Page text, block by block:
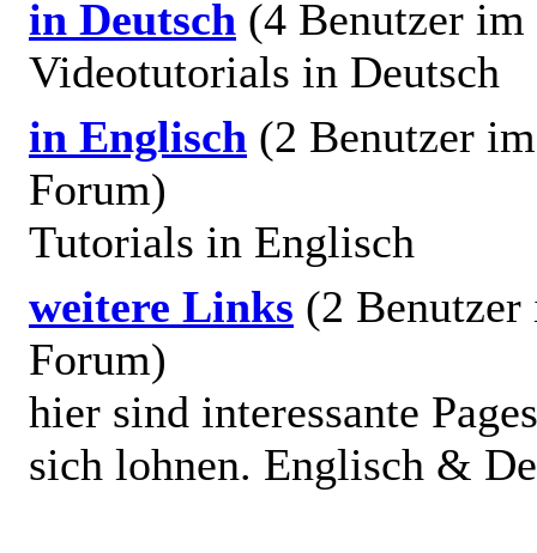
in Deutsch (4 Benutzer
Videotutorials in Deutsch
in Englisch (2 Benutzer im
Forum)
Tutorials in Englisch
weitere Links (2 Benutzer
Forum)
hier sind interessante
sich lohnen. Englisch &